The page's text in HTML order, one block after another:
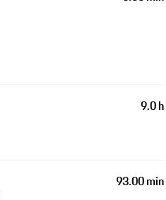
9.0 h
93.00 min